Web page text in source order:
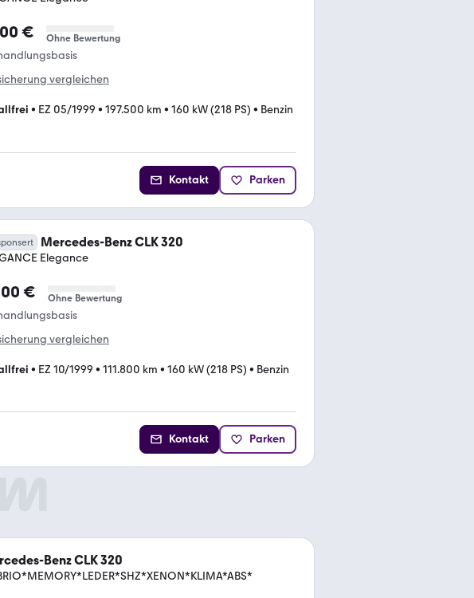
€ Ohne Bewertung
vergleichen
• EZ 05/1999 • 197.500 km • 160 kW (218 PS) • Benzin
Kontakt Parken
Mercedes-Benz CLK 320
Elegance
€ Ohne Bewertung
vergleichen
• EZ 10/1999 • 111.800 km • 160 kW (218 PS) • Benzin
Kontakt Parken
Benz CLK 320